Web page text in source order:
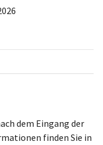
dem Eingang der
finden Sie in